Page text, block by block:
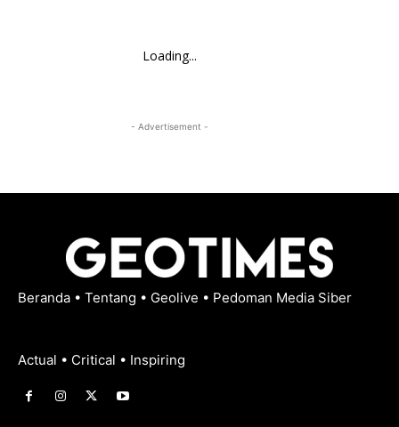
Loading...
- Advertisement -
Beranda • Tentang • Geolive • Pedoman Media Siber
Actual • Critical • Inspiring